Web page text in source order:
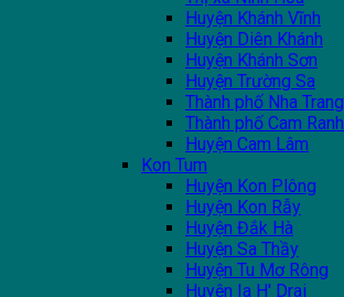
Huyện Khánh Vĩnh
Huyện Diên Khánh
Huyện Khánh Sơn
Huyện Trường Sa
Thành phố Nha Trang
Thành phố Cam Ranh
Huyện Cam Lâm
Kon Tum
Huyện Kon Plông
Huyện Kon Rẫy
Huyện Đắk Hà
Huyện Sa Thầy
Huyện Tu Mơ Rông
Huyện Ia H' Drai